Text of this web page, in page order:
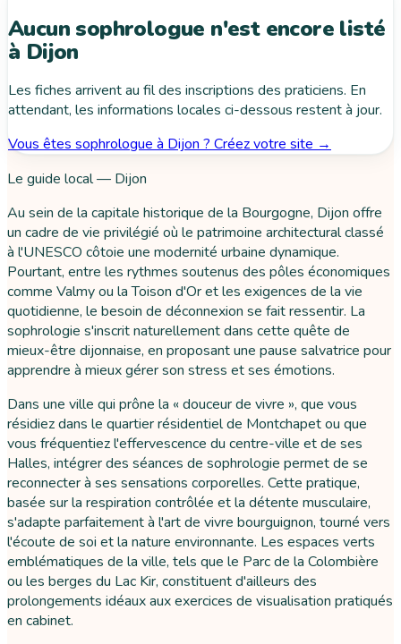
Aucun sophrologue n'est encore listé
à Dijon
Les fiches arrivent au fil des inscriptions des praticiens. En
attendant, les informations locales ci-dessous restent à jour.
Vous êtes sophrologue à Dijon ? Créez votre site →
Le guide local — Dijon
Au sein de la capitale historique de la Bourgogne, Dijon offre
un cadre de vie privilégié où le patrimoine architectural classé
à l'UNESCO côtoie une modernité urbaine dynamique.
Pourtant, entre les rythmes soutenus des pôles économiques
comme Valmy ou la Toison d'Or et les exigences de la vie
quotidienne, le besoin de déconnexion se fait ressentir. La
sophrologie s'inscrit naturellement dans cette quête de
mieux-être dijonnaise, en proposant une pause salvatrice pour
apprendre à mieux gérer son stress et ses émotions.
Dans une ville qui prône la « douceur de vivre », que vous
résidiez dans le quartier résidentiel de Montchapet ou que
vous fréquentiez l'effervescence du centre-ville et de ses
Halles, intégrer des séances de sophrologie permet de se
reconnecter à ses sensations corporelles. Cette pratique,
basée sur la respiration contrôlée et la détente musculaire,
s'adapte parfaitement à l'art de vivre bourguignon, tourné vers
l'écoute de soi et la nature environnante. Les espaces verts
emblématiques de la ville, tels que le Parc de la Colombière
ou les berges du Lac Kir, constituent d'ailleurs des
prolongements idéaux aux exercices de visualisation pratiqués
en cabinet.